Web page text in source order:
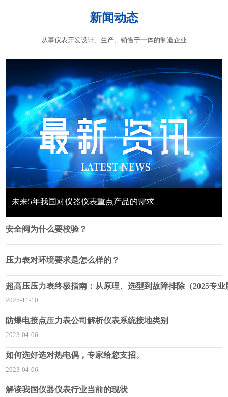
新闻动态
从事仪表开发设计、生产、销售于一体的制造企业
未来5年我国对仪器仪表重点产品的需求
安全阀为什么要校验？
压力表对环境要求是怎么样的？
超高压压力表终极指南：从原理、选型到故障排除（2025专业
2025-11-10
防爆电接点压力表公司解析仪表系统接地类别
2023-04-06
如何选好选对热电偶，专家给您支招。
2023-04-06
解读我国仪器仪表行业当前的现状